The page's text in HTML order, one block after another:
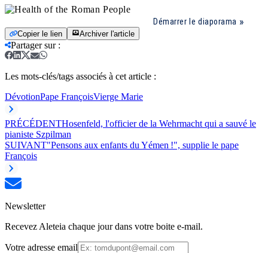
Démarrer le diaporama
Copier le lien Archiver l'article
Partager sur:
Les mots-clés/tags associés à cet article :
DévotionPape FrançoisVierge Marie
PRÉCÉDENTHosenfeld, l'officier de la Wehrmacht qui a sauvé le
pianiste Szpilman
SUIVANT"Pensons aux enfants du Yémen !", supplie le pape
François
Newsletter
Recevez Aleteia chaque jour dans votre boite e-mail.
Votre adresse email